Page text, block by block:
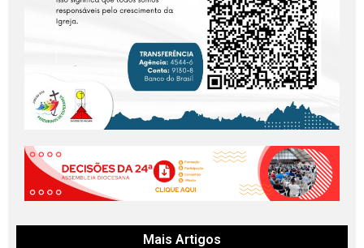
Mais Artigos